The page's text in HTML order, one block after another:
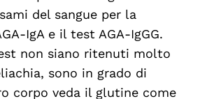
del sangue per la
IgA e il test AGA-IgGG.
non siano ritenuti molto
sono in grado di
corpo veda il glutine come